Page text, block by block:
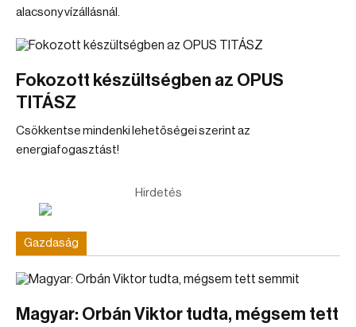
alacsony vízállásnál.
Fokozott készültségben az OPUS
TITÁSZ
Csökkentse mindenki lehetőségei szerint az
energiafogasztást!
Hirdetés
Gazdaság
Magyar: Orbán Viktor tudta, mégsem tett